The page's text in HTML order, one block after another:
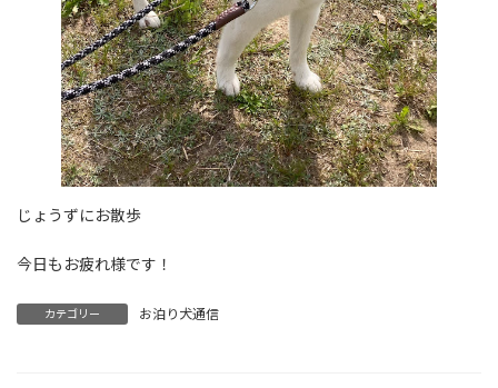
じょうずにお散歩
今日もお疲れ様です！
カテゴリー お泊り犬通信